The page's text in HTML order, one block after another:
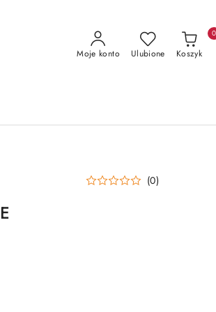
Moje konto Ulubione Koszyk
0
(0)